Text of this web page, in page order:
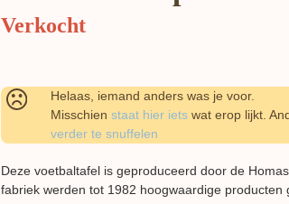
Verkocht
Helaas, iemand anders was je voor.
Misschien staat hier iets wat erop lijkt.
verder te snuffelen
Deze voetbaltafel is geproduceerd door de
fabriek werden tot 1982 hoogwaardige producten